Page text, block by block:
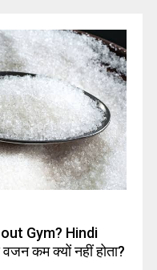
Gym? Hindi
कम क्यों नहीं होता?